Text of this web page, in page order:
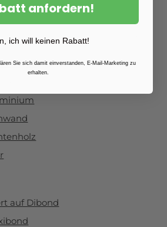
auf Dibond
anfordern!
ich will keinen Rabatt!
Sie sich damit einverstanden, E-Mail-Marketing zu
erhalten.